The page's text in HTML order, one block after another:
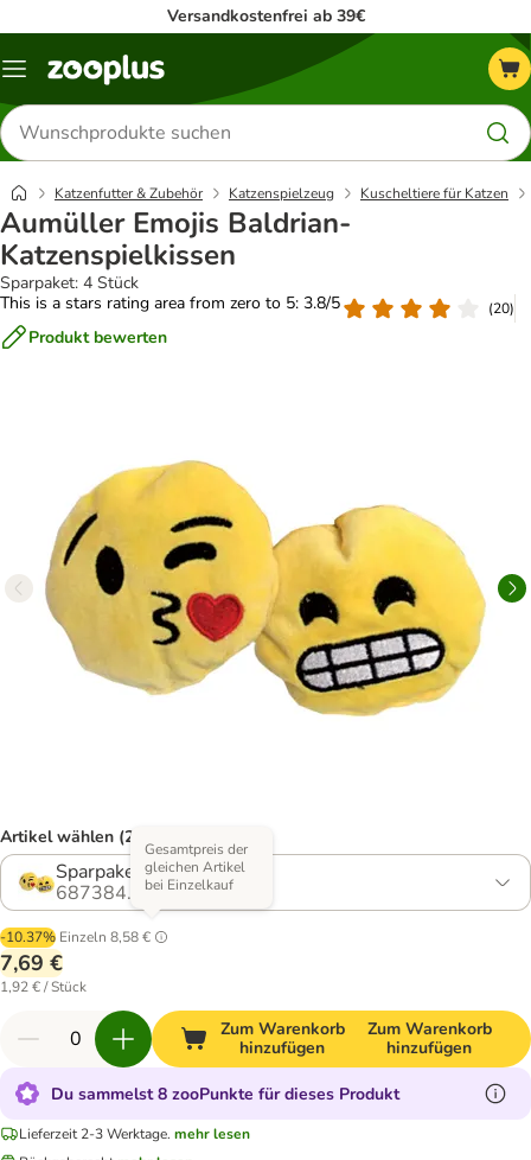
Versandkostenfrei ab 39€
Menü
Produkte
suchen
Katzenfutter & Zubehör Katzenspielzeug Kuscheltiere für Katzen
Aumüller Emojis Baldrian-
Katzenspielkissen
Sparpaket: 4 Stück
This is a stars rating area from zero to 5: 3.8/5
(20)
Produkt bewerten
Artikel wählen (2 Varianten)
Sparpaket: 4 Stück
687384.1
-10.37% Einzeln 8,58 €
Gesamtpreis der
gleichen Artikel
bei Einzelkauf
7,69 €
1,92 € / Stück
Zum Warenkorb
hinzufügen
Zum Warenkorb
hinzufügen
Du sammelst 8 zooPunkte für dieses Produkt
Lieferzeit 2-3 Werktage. mehr lesen